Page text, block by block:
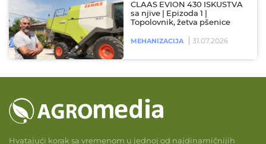
CLAAS EVION 430 ISKUSTVA
sa njive | Epizoda 1 |
Topolovnik, žetva pšenice
MEHANIZACIJA 31.07.2026
Hvatajući korak sa vremenom u jednoj od najdinamičnijih